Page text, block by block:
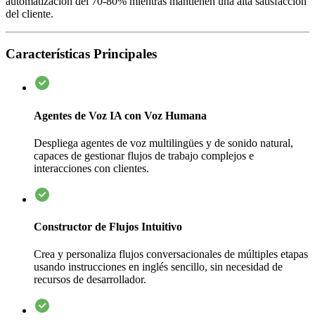
del cliente.
Características Principales
Agentes de Voz IA con Voz Humana
Despliega agentes de voz multilingües y de sonido natural,
capaces de gestionar flujos de trabajo complejos e
interacciones con clientes.
Constructor de Flujos Intuitivo
Crea y personaliza flujos conversacionales de múltiples etapas
usando instrucciones en inglés sencillo, sin necesidad de
recursos de desarrollador.